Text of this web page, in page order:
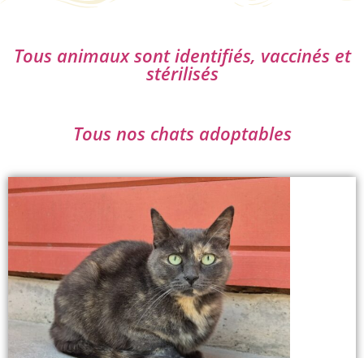
Tous animaux sont identifiés, vaccinés et
stérilisés
Tous nos chats adoptables